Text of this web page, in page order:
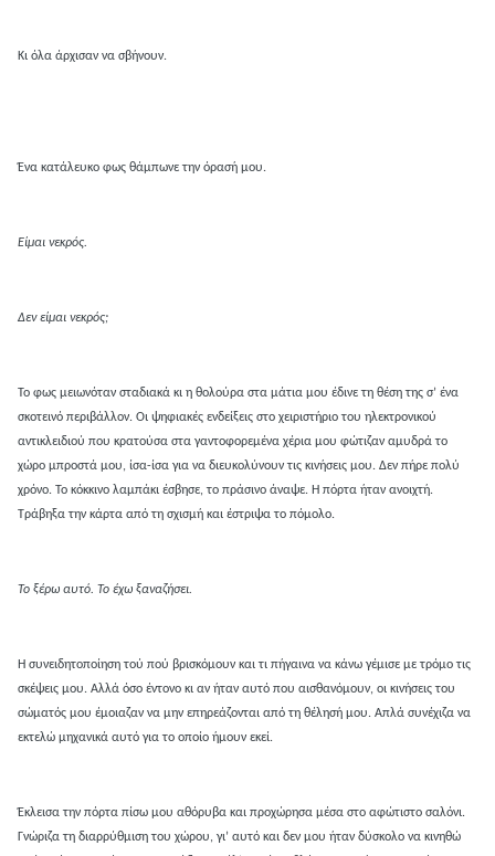
Κι όλα άρχισαν να σβήνουν.
Ένα κατάλευκο φως θάμπωνε την όρασή μου.
Είμαι νεκρός.
Δεν είμαι νεκρός;
Το φως μειωνόταν σταδιακά κι η θολούρα στα μάτια μου έδινε τη θέση της σ’ ένα
σκοτεινό περιβάλλον. Οι ψηφιακές ενδείξεις στο χειριστήριο του ηλεκτρονικού
αντικλειδιού που κρατούσα στα γαντοφορεμένα χέρια μου φώτιζαν αμυδρά το
χώρο μπροστά μου, ίσα-ίσα για να διευκολύνουν τις κινήσεις μου. Δεν πήρε πολύ
χρόνο. Το κόκκινο λαμπάκι έσβησε, το πράσινο άναψε. Η πόρτα ήταν ανοιχτή.
Τράβηξα την κάρτα από τη σχισμή και έστριψα το πόμολο.
Το ξέρω αυτό. Το έχω ξαναζήσει.
Η συνειδητοποίηση τού πού βρισκόμουν και τι πήγαινα να κάνω γέμισε με τρόμο τις
σκέψεις μου. Αλλά όσο έντονο κι αν ήταν αυτό που αισθανόμουν, οι κινήσεις του
σώματός μου έμοιαζαν να μην επηρεάζονται από τη θέλησή μου. Απλά συνέχιζα να
εκτελώ μηχανικά αυτό για το οποίο ήμουν εκεί.
Έκλεισα την πόρτα πίσω μου αθόρυβα και προχώρησα μέσα στο αφώτιστο σαλόνι.
Γνώριζα τη διαρρύθμιση του χώρου, γι’ αυτό και δεν μου ήταν δύσκολο να κινηθώ